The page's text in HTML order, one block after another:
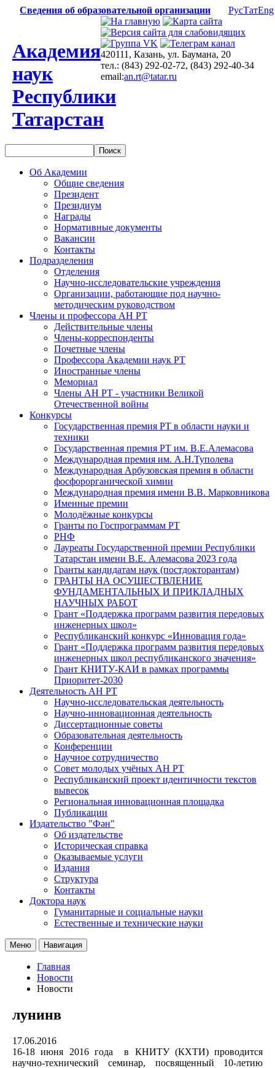
Сведения об образовательной организации РусТатEng
Академия
наук
Республики
Татарстан
420111, Казань, ул. Баумана, 20
тел.: (843) 292-02-72, (843) 292-40-34
email:an.rt@tatar.ru
Об Академии
Общие сведения
Президент
Президиум
Награды
Нормативные документы
Вакансии
Контакты
Подразделения
Отделения
Научно-исследовательские учреждения
Организации, работающие под научно-
методическим руководством
Члены и профессора АН РТ
Действительные члены
Члены-корреспонденты
Почетные члены
Профессора Академии наук РТ
Иностранные члены
Мемориал
Члены АН РТ - участники Великой
Отечественной войны
Конкурсы
Государственная премия РТ в области науки и
техники
Государственная премия РТ им. В.Е.Алемасова
Международная премия им. А.Н.Туполева
Международная Арбузовская премия в области
фосфорорганической химии
Международная премия имени В.В. Марковникова
Именные премии
Молодёжные конкурсы
Гранты по Госпрограммам РТ
РНФ
Лауреаты Государственной премии Республики
Татарстан имени В.Е. Алемасова 2023 года
Гранты кандидатам наук (постдокторантам)
ГРАНТЫ НА ОСУЩЕСТВЛЕНИЕ
ФУНДАМЕНТАЛЬНЫХ И ПРИКЛАДНЫХ
НАУЧНЫХ РАБОТ
Грант «Поддержка программ развития передовых
инженерных школ»
Республиканский конкурс «Инновация года»
Грант «Поддержка программ развития передовых
инженерных школ республиканского значения»
Грант КНИТУ-КАИ в рамках программы
Приоритет-2030
Деятельность АН РТ
Научно-исследовательская деятельность
Научно-инновационная деятельность
Диссертационные советы
Образовательная деятельность
Конференции
Научное сотрудничество
Совет молодых учёных АН РТ
Республиканский проект идентичности текстов
вывесок
Региональная инновационная площадка
Публикации
Издательство "Фән"
Об издательстве
Историческая справка
Оказываемые услуги
Издания
Структура
Контакты
Доктора наук
Гуманитарные и социальные науки
Естественные и технические науки
Меню Навигация
Главная
Новости
Новости
лунинв
17.06.2016
16-18 июня 2016 года в КНИТУ (КХТИ) проводится
научно-технический семинар, посвященный 10-летию